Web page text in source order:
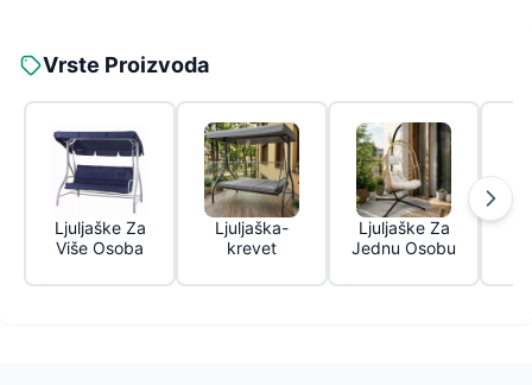
Vrste Proizvoda
Ljuljaške Za
Više Osoba
Ljuljaška-
krevet
Ljuljaške Za
Jednu Osobu